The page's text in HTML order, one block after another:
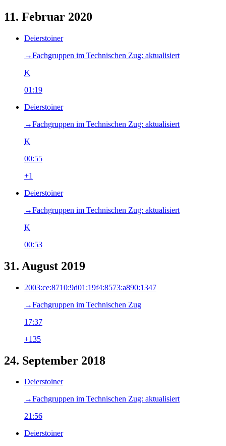
11. Februar 2020
Deierstoiner
→‎Fachgruppen im Technischen Zug: aktualisiert
K
01:19
Deierstoiner
→‎Fachgruppen im Technischen Zug: aktualisiert
K
00:55
+1
Deierstoiner
→‎Fachgruppen im Technischen Zug: aktualisiert
K
00:53
31. August 2019
2003:ce:8710:9d01:19f4:8573:a890:1347
→‎Fachgruppen im Technischen Zug
17:37
+135
24. September 2018
Deierstoiner
→‎Fachgruppen im Technischen Zug: aktualisiert
21:56
Deierstoiner